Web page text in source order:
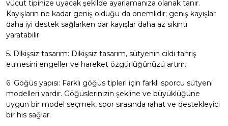
vücut tipinize uyacak şekilde ayarlamanıza olanak tanır.
Kayışların ne kadar geniş olduğu da önemlidir; geniş kayışlar
daha iyi destek sağlarken dar kayışlar daha az sıkıntı
yaratabilir.
5. Dikişsiz tasarım: Dikişsiz tasarım, sütyenin cildi tahriş
etmesini engeller ve hareket özgürlüğünüzü artırır.
6. Göğüs yapısı: Farklı göğüs tipleri için farklı sporcu sütyeni
modelleri vardır. Göğüslerinizin şekline ve büyüklüğüne
uygun bir model seçmek, spor sırasında rahat ve destekleyici
bir his sağlar.